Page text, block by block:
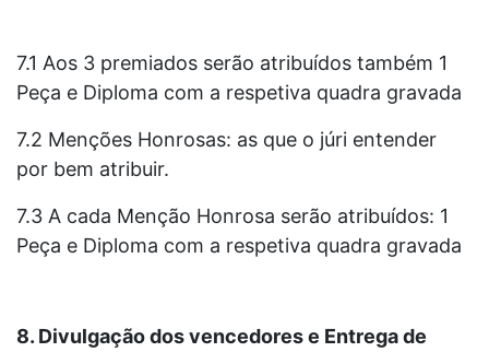
7.1 Aos 3 premiados serão atribuídos também 1
Peça e Diploma com a respetiva quadra gravada
7.2 Menções Honrosas: as que o júri entender
por bem atribuir.
7.3 A cada Menção Honrosa serão atribuídos: 1
Peça e Diploma com a respetiva quadra gravada
8. Divulgação dos vencedores e Entrega de